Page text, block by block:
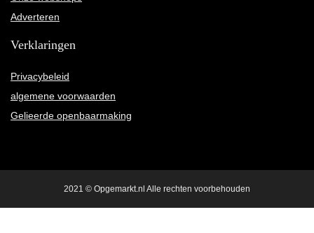
Adverteren
Verklaringen
Privacybeleid
algemene voorwaarden
Gelieerde openbaarmaking
2021 © Opgemarkt.nl Alle rechten voorbehouden